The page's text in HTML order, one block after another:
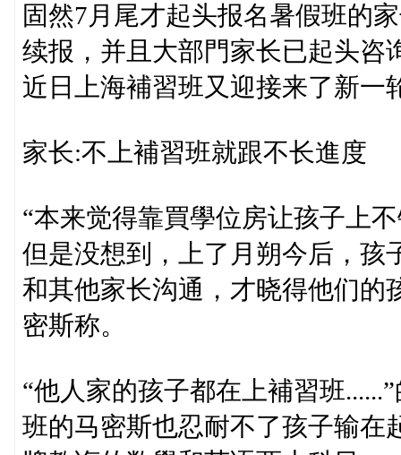
固然7月尾才起头报名暑假班的
续报，并且大部門家长已起头咨
近日上海補習班又迎接来了新一
家长:不上補習班就跟不长進度
“本来觉得靠買學位房让孩子上
但是没想到，上了月朔今后，孩
和其他家长沟通，才晓得他们的
密斯称。
“他人家的孩子都在上補習班
班的马密斯也忍耐不了孩子输在